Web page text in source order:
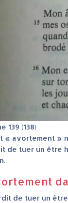
139 (138)
« avortement »
de tuer un être
de tuer un